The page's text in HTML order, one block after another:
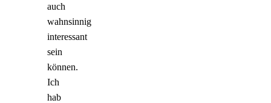
auch
wahnsinnig
interessant
sein
können.
Ich
hab